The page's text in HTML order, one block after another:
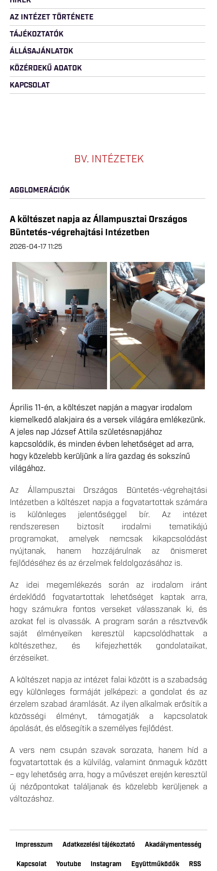
AZ INTÉZET TÖRTÉNETE
TÁJÉKOZTATÓK
ÁLLÁSAJÁNLATOK
KÖZÉRDEKŰ ADATOK
KAPCSOLAT
BV. INTÉZETEK
AGGLOMERÁCIÓK
A költészet napja az Állampusztai Országos
Büntetés-végrehajtási Intézetben
2026-04-17 11:25
Április 11-én, a költészet napján a magyar irodalom
kiemelkedő alakjaira és a versek világára emlékezünk.
A jeles nap József Attila születésnapjához
kapcsolódik, és minden évben lehetőséget ad arra,
hogy közelebb kerüljünk a líra gazdag és sokszínű
világához.
Az Állampusztai Országos Büntetés-végrehajtási
Intézetben a költészet napja a fogvatartottak számára
is különleges jelentőséggel bír. Az intézet
rendszeresen biztosít irodalmi tematikájú
programokat, amelyek nemcsak kikapcsolódást
nyújtanak, hanem hozzájárulnak az önismeret
fejlődéséhez és az érzelmek feldolgozásához is.
Az idei megemlékezés során az irodalom iránt
érdeklődő fogvatartottak lehetőséget kaptak arra,
hogy számukra fontos verseket válasszanak ki, és
azokat fel is olvassák. A program során a résztvevők
saját élményeiken keresztül kapcsolódhattak a
költészethez, és kifejezhették gondolataikat,
érzéseiket.
A költészet napja az intézet falai között is a szabadság
egy különleges formáját jelképezi: a gondolat és az
érzelem szabad áramlását. Az ilyen alkalmak erősítik a
közösségi élményt, támogatják a kapcsolatok
ápolását, és elősegítik a személyes fejlődést.
A vers nem csupán szavak sorozata, hanem híd a
fogvatartottak és a külvilág, valamint önmaguk között
– egy lehetőség arra, hogy a művészet erején keresztül
új nézőpontokat találjanak és közelebb kerüljenek a
változáshoz.
Impresszum Adatkezelési tájékoztató Akadálymentesség
Kapcsolat Youtube Instagram Együttműködők RSS